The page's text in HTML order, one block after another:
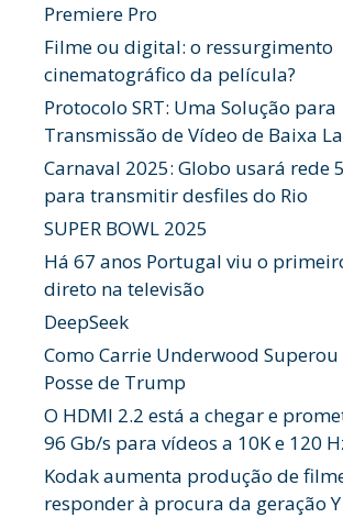
Premiere Pro
Filme ou digital: o ressurgimento
cinematográfico da película?
Protocolo SRT: Uma Solução para
Transmissão de Vídeo de Baixa
Carnaval 2025: Globo usará rede
para transmitir desfiles do Rio
SUPER BOWL 2025
Há 67 anos Portugal viu o
direto na televisão
DeepSeek
Como Carrie Underwood Superou
Posse de Trump
O HDMI 2.2 está a chegar e
96 Gb/s para vídeos a 10K e 120
Kodak aumenta produção de
responder à procura da geração Y